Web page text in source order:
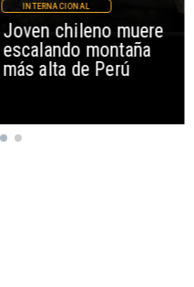
Joven chileno muere
escalando montaña
más alta de Perú
INTERNACIONAL